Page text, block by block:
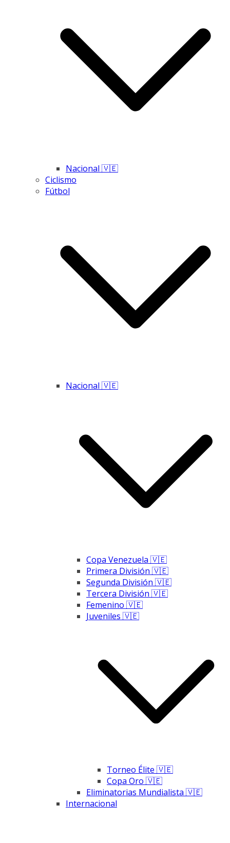
Nacional 🇻🇪
Ciclismo
Fútbol
Nacional 🇻🇪
Copa Venezuela 🇻🇪
Primera División 🇻🇪
Segunda División 🇻🇪
Tercera División 🇻🇪
Femenino 🇻🇪
Juveniles 🇻🇪
Torneo Élite 🇻🇪
Copa Oro 🇻🇪
Eliminatorias Mundialista 🇻🇪
Internacional